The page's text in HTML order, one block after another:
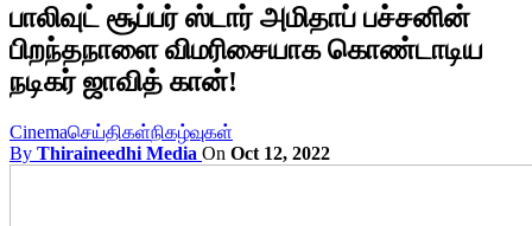
பாலிவுட் சூப்பர் ஸ்டார் அமிதாப் பச்சனின்
பிறந்தநாளை விமரிசையாக கொண்டாடிய
நடிகர் ஜாவித் கான்!
Cinemaசெய்திகள்நிகழ்வுகள்
By Thiraineedhi Media On Oct 12, 2022